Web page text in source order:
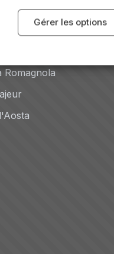
Gérer les options
Côme
Romagnola